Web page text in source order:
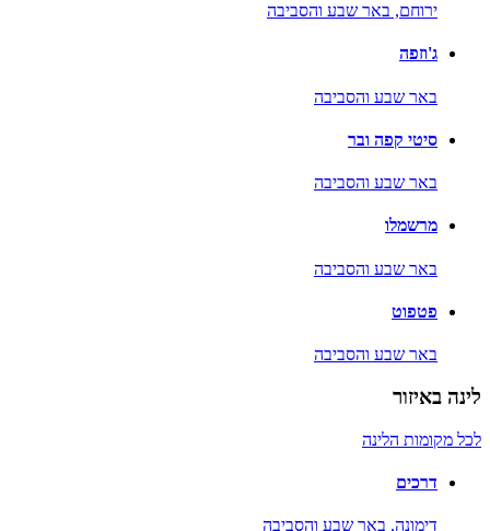
ירוחם, באר שבע והסביבה
ג'וזפה
באר שבע והסביבה
סיטי קפה ובר
באר שבע והסביבה
מרשמלו
באר שבע והסביבה
פטפוט
באר שבע והסביבה
לינה באיזור
לכל מקומות הלינה
דרכים
דימונה, באר שבע והסביבה